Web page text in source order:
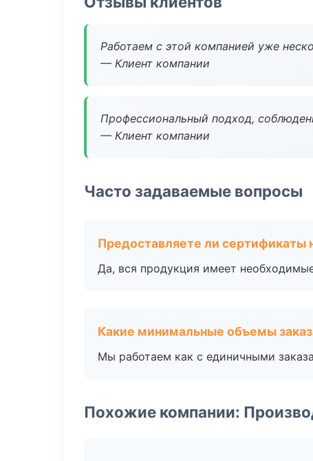
Работаем с этой компанией уже
— Клиент компании
Профессиональный подход,
— Клиент компании
Часто задаваемые вопросы
Предоставляете ли сертификаты
Да, вся продукция имеет
Какие минимальные объемы
Мы работаем как с единичными
Похожие компании: